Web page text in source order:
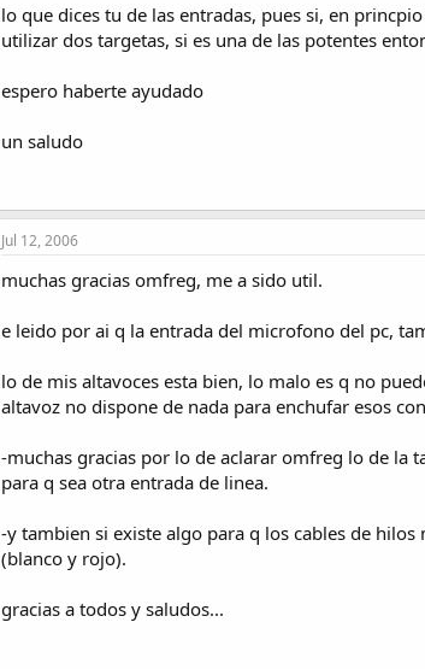
lo que dices tu de las entradas, pues si, en
utilizar dos targetas, si es una de las potentes
espero haberte ayudado
un saludo
Jul 12, 2006
muchas gracias omfreg, me a sido util.
e leido por ai q la entrada del microfono del pc,
lo de mis altavoces esta bien, lo malo es q no
altavoz no dispone de nada para enchufar esos
-muchas gracias por lo de aclarar omfreg lo de la
para q sea otra entrada de linea.
-y tambien si existe algo para q los cables de
(blanco y rojo).
gracias a todos y saludos...